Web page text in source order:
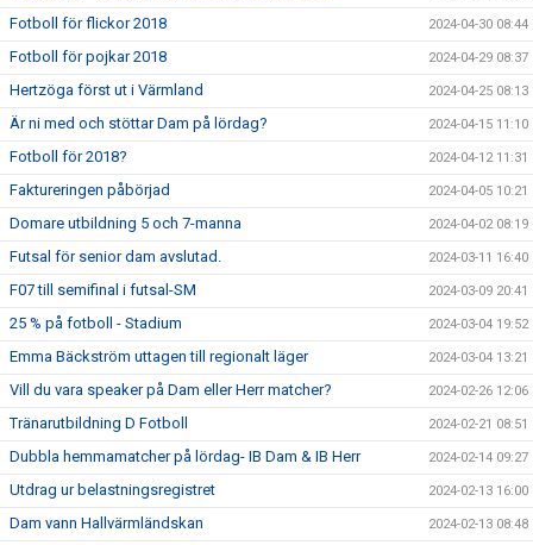
Fotboll för flickor 2018 2024-04-30 08:44
Fotboll för pojkar 2018 2024-04-29 08:37
Hertzöga först ut i Värmland 2024-04-25 08:13
Är ni med och stöttar Dam på lördag? 2024-04-15 11:10
Fotboll för 2018? 2024-04-12 11:31
Faktureringen påbörjad 2024-04-05 10:21
Domare utbildning 5 och 7-manna 2024-04-02 08:19
Futsal för senior dam avslutad. 2024-03-11 16:40
F07 till semifinal i futsal-SM 2024-03-09 20:41
25 % på fotboll - Stadium 2024-03-04 19:52
Emma Bäckström uttagen till regionalt läger 2024-03-04 13:21
Vill du vara speaker på Dam eller Herr matcher? 2024-02-26 12:06
Tränarutbildning D Fotboll 2024-02-21 08:51
Dubbla hemmamatcher på lördag- IB Dam & IB Herr 2024-02-14 09:27
Utdrag ur belastningsregistret 2024-02-13 16:00
Dam vann Hallvärmländskan 2024-02-13 08:48